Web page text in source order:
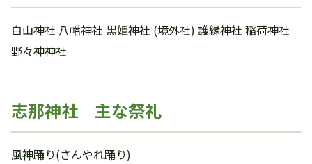
白山神社 八幡神社 黒姫神社 (境外社) 護縁神社 稲荷神社
野々神神社
志那神社 主な祭礼
風神踊り(さんやれ踊り)